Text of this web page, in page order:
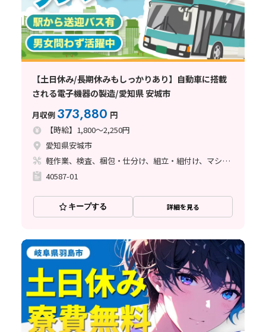
【土日休み/長期休みもしっかりあり】自動車に搭載
される電子機器の製造/愛知県 安城市
月収例 373,880 円
【時給】1,800～2,250円
愛知県安城市
軽作業、検査、梱包・仕分け、組立・組付け、マシンオペレーター、ライン作業、立ち作業
40587-01
キープする 詳細を見る